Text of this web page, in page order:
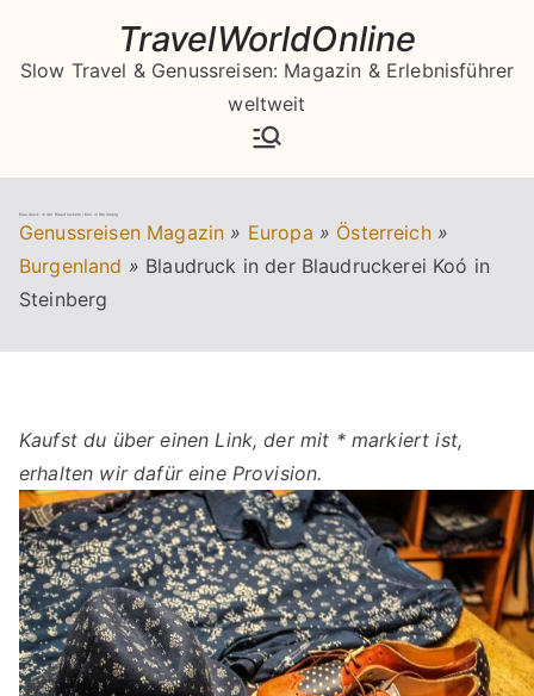
springen
TravelWorldOnline
Slow Travel & Genussreisen: Magazin & Erlebnisführer
weltweit
Blaudruck in der Blaudruckerei Koó in Steinberg
Genussreisen Magazin » Europa » Österreich »
Burgenland » Blaudruck in der Blaudruckerei Koó in
Steinberg
Kaufst du über einen Link, der mit * markiert ist,
erhalten wir dafür eine Provision.